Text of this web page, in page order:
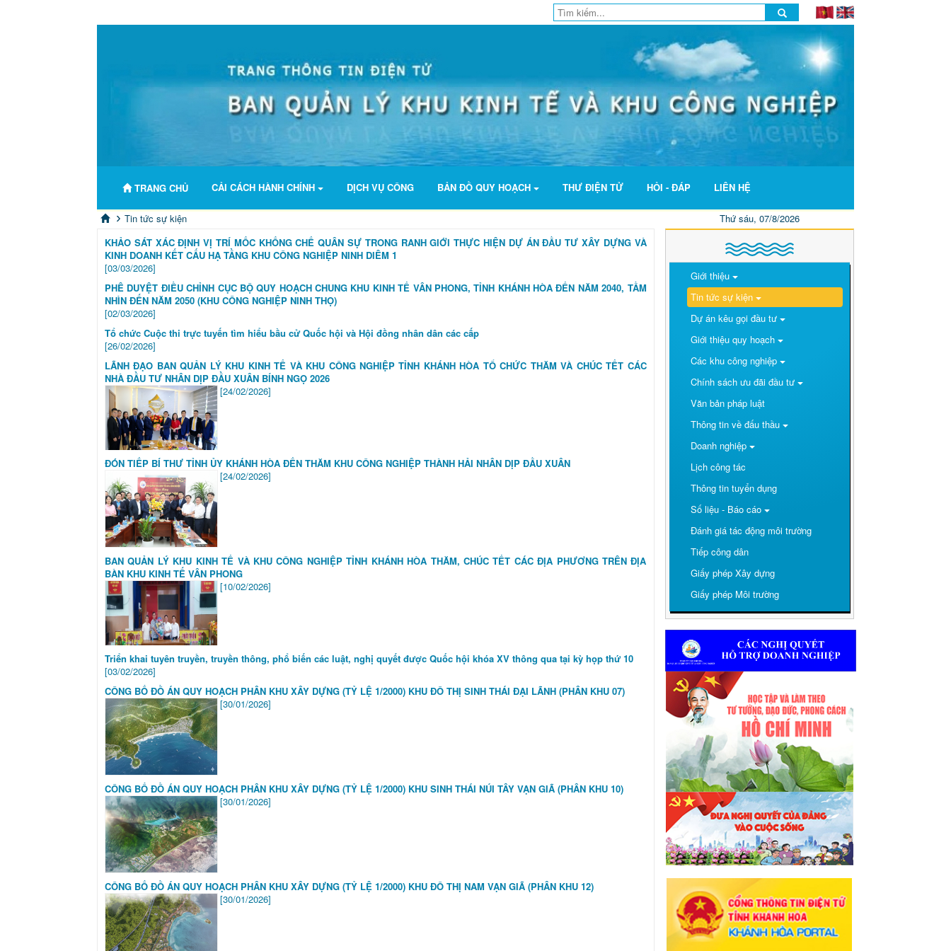
TRANG CHỦ CẢI CÁCH HÀNH CHÍNH DỊCH VỤ CÔNG BẢN ĐỒ QUY HOẠCH THƯ ĐIỆN TỬ HỎI - ĐÁP LIÊN HỆ
Tin tức sự kiện
Thứ sáu, 07/8/2026
KHẢO SÁT XÁC ĐỊNH VỊ TRÍ MỐC KHỐNG CHẾ QUÂN SỰ TRONG RANH GIỚI THỰC HIỆN DỰ ÁN ĐẦU TƯ XÂY DỰNG VÀ
KINH DOANH KẾT CẤU HẠ TẦNG KHU CÔNG NGHIỆP NINH DIÊM 1
[03/03/2026]
PHÊ DUYỆT ĐIỀU CHỈNH CỤC BỘ QUY HOẠCH CHUNG KHU KINH TẾ VÂN PHONG, TỈNH KHÁNH HÒA ĐẾN NĂM 2040, TẦM
NHÌN ĐẾN NĂM 2050 (KHU CÔNG NGHIỆP NINH THỌ)
[02/03/2026]
Tổ chức Cuộc thi trực tuyến tìm hiểu bầu cử Quốc hội và Hội đồng nhân dân các cấp
[26/02/2026]
LÃNH ĐẠO BAN QUẢN LÝ KHU KINH TẾ VÀ KHU CÔNG NGHIỆP TỈNH KHÁNH HÒA TỔ CHỨC THĂM VÀ CHÚC TẾT CÁC
NHÀ ĐẦU TƯ NHÂN DỊP ĐẦU XUÂN BÍNH NGỌ 2026
[24/02/2026]
ĐÓN TIẾP BÍ THƯ TỈNH ỦY KHÁNH HÒA ĐẾN THĂM KHU CÔNG NGHIỆP THÀNH HẢI NHÂN DỊP ĐẦU XUÂN
[24/02/2026]
BAN QUẢN LÝ KHU KINH TẾ VÀ KHU CÔNG NGHIỆP TỈNH KHÁNH HÒA THĂM, CHÚC TẾT CÁC ĐỊA PHƯƠNG TRÊN ĐỊA
BÀN KHU KINH TẾ VÂN PHONG
[10/02/2026]
Triển khai tuyên truyền, truyền thông, phổ biến các luật, nghị quyết được Quốc hội khóa XV thông qua tại kỳ họp thứ 10
[03/02/2026]
CÔNG BỐ ĐỒ ÁN QUY HOẠCH PHÂN KHU XÂY DỰNG (TỶ LỆ 1/2000) KHU ĐÔ THỊ SINH THÁI ĐẠI LÃNH (PHÂN KHU 07)
[30/01/2026]
CÔNG BỐ ĐỒ ÁN QUY HOẠCH PHÂN KHU XÂY DỰNG (TỶ LỆ 1/2000) KHU SINH THÁI NÚI TÂY VẠN GIÃ (PHÂN KHU 10)
[30/01/2026]
CÔNG BỐ ĐỒ ÁN QUY HOẠCH PHÂN KHU XÂY DỰNG (TỶ LỆ 1/2000) KHU ĐÔ THỊ NAM VẠN GIÃ (PHÂN KHU 12)
[30/01/2026]
Giới thiệu
Tin tức sự kiện
Dự án kêu gọi đầu tư
Giới thiệu quy hoạch
Các khu công nghiệp
Chính sách ưu đãi đầu tư
Văn bản pháp luật
Thông tin về đấu thầu
Doanh nghiệp
Lịch công tác
Thông tin tuyển dụng
Số liệu - Báo cáo
Đánh giá tác động môi trường
Tiếp công dân
Giấy phép Xây dựng
Giấy phép Môi trường